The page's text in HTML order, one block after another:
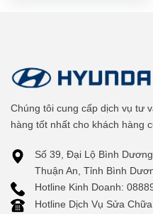
Chúng tôi cung cấp dịch vụ tư
hàng tốt nhất cho khách hàng
Số 39, Đại Lộ Bình
Thuận An, Tỉnh Bình
Hotline Kinh Doanh:
Hotline Dịch Vụ Sửa